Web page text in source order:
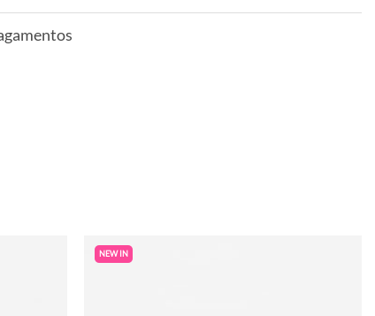
NEW IN